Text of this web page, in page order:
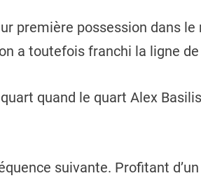
première possession dans
a toutefois franchi la ligne
quand le quart Alex
suivante. Profitant